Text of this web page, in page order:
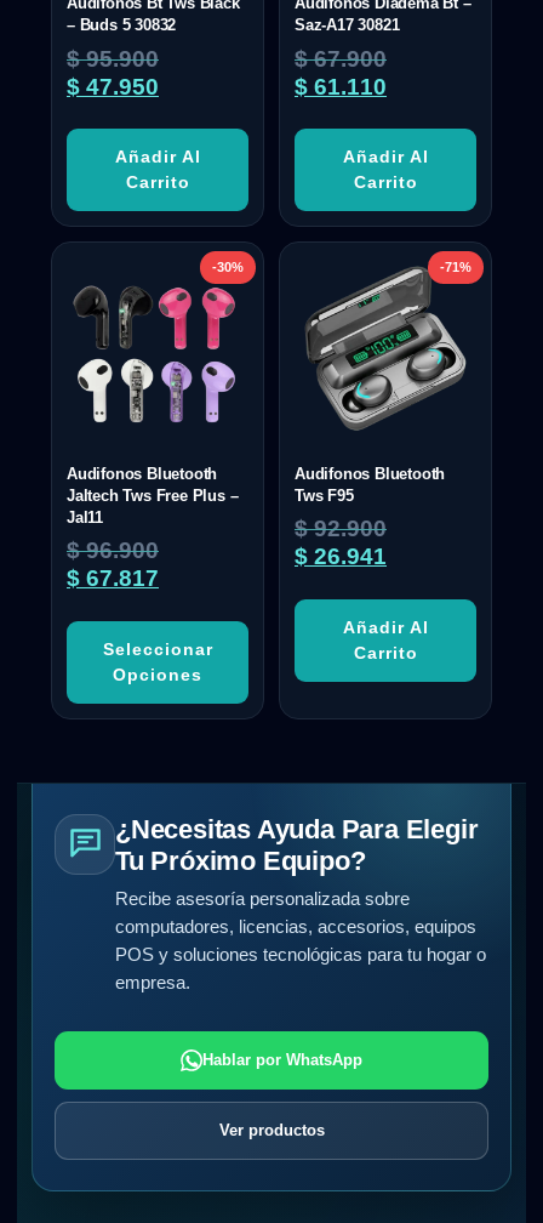
– Buds 5 30832
$95.900
$ 47.950
Añadir Al
Carrito
Saz-A17 30821
$67.900
$ 61.110
Añadir Al
Carrito
-30%
Audifonos Bluetooth
Jaltech Tws Free Plus –
Jal11
$96.900
$ 67.817
Seleccionar
Opciones
-71%
Audifonos Bluetooth
Tws F95
$92.900
$ 26.941
Añadir Al
Carrito
¿Necesitas Ayuda Para Elegir
Tu Próximo Equipo?
Recibe asesoría personalizada sobre
computadores, licencias, accesorios, equipos
POS y soluciones tecnológicas para tu hogar o
empresa.
Hablar por WhatsApp
Ver productos